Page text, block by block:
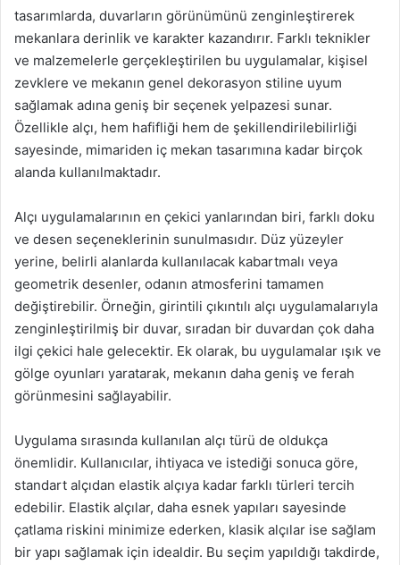
tasarımlarda, duvarların görünümünü zenginleştirerek
mekanlara derinlik ve karakter kazandırır. Farklı teknikler
ve malzemelerle gerçekleştirilen bu uygulamalar, kişisel
zevklere ve mekanın genel dekorasyon stiline uyum
sağlamak adına geniş bir seçenek yelpazesi sunar.
Özellikle alçı, hem hafifliği hem de şekillendirilebilirliği
sayesinde, mimariden iç mekan tasarımına kadar birçok
alanda kullanılmaktadır.
Alçı uygulamalarının en çekici yanlarından biri, farklı doku
ve desen seçeneklerinin sunulmasıdır. Düz yüzeyler
yerine, belirli alanlarda kullanılacak kabartmalı veya
geometrik desenler, odanın atmosferini tamamen
değiştirebilir. Örneğin, girintili çıkıntılı alçı uygulamalarıyla
zenginleştirilmiş bir duvar, sıradan bir duvardan çok daha
ilgi çekici hale gelecektir. Ek olarak, bu uygulamalar ışık ve
gölge oyunları yaratarak, mekanın daha geniş ve ferah
görünmesini sağlayabilir.
Uygulama sırasında kullanılan alçı türü de oldukça
önemlidir. Kullanıcılar, ihtiyaca ve istediği sonuca göre,
standart alçıdan elastik alçıya kadar farklı türleri tercih
edebilir. Elastik alçılar, daha esnek yapıları sayesinde
çatlama riskini minimize ederken, klasik alçılar ise sağlam
bir yapı sağlamak için idealdir. Bu seçim yapıldığı takdirde,